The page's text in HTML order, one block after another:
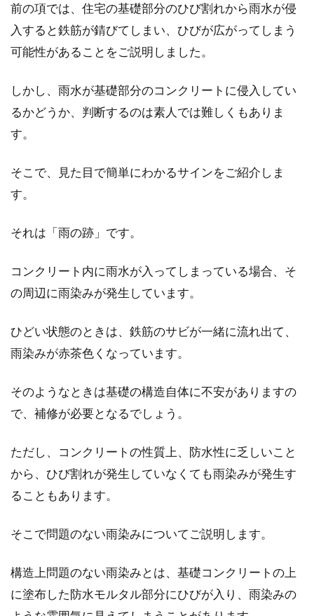
て、「もっと安い物件に引っ越そう」と考える
こともあるでし...
前の項では、住宅の基礎部分のひび割れから雨水が侵
入すると鉄筋が錆びてしまい、ひびが広がってしまう
可能性があることをご説明しました。
しかし、雨水が基礎部分のコンクリートに侵入してい
るかどうか、判断するのは素人では難しくもありま
す。
そこで、見た目で簡単にわかるサインをご紹介しま
す。
それは「雨の跡」です。
コンクリート内に雨水が入ってしまっている場合、そ
の周辺に雨染みが発生しています。
ひどい状態のときは、鉄筋のサビが一緒に流れ出て、
雨染みが赤茶色くなっています。
そのようなときは基礎の構造自体に不安がありますの
で、補修が必要となるでしょう。
ただし、コンクリートの性質上、防水性に乏しいこと
から、ひび割れが発生していなくても雨染みが発生す
ることもあります。
そこで問題のない雨染みについてご説明します。
構造上問題のない雨染みとは、基礎コンクリートの上
に塗布した防水モルタル部分にひびが入り、雨染みの